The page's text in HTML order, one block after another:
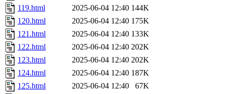
119.html
2025-06-04 12:40 144K
120.html
2025-06-04 12:40 175K
121.html
2025-06-04 12:40 133K
122.html
2025-06-04 12:40 202K
123.html
2025-06-04 12:40 202K
124.html
2025-06-04 12:40 187K
125.html
2025-06-04 12:40
67K